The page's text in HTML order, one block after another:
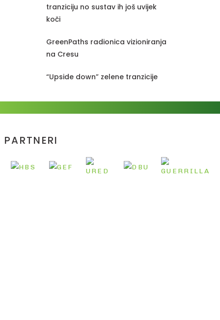
tranziciju no sustav ih još uvijek
koči
GreenPaths radionica vizioniranja
na Cresu
“Upside down” zelene tranzicije
PARTNERI